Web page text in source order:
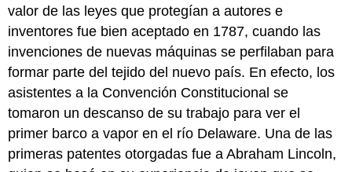
valor de las leyes que protegían a autores e
inventores fue bien aceptado en 1787, cuando las
invenciones de nuevas máquinas se perfilaban para
formar parte del tejido del nuevo país. En efecto, los
asistentes a la Convención Constitucional se
tomaron un descanso de su trabajo para ver el
primer barco a vapor en el río Delaware. Una de las
primeras patentes otorgadas fue a Abraham Lincoln,